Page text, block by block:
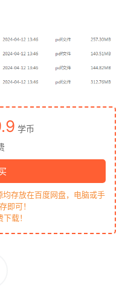
学币
存放在百度网盘，电脑或手
即可！
载！